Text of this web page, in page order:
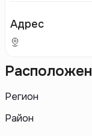
Адрес
Регион
Район